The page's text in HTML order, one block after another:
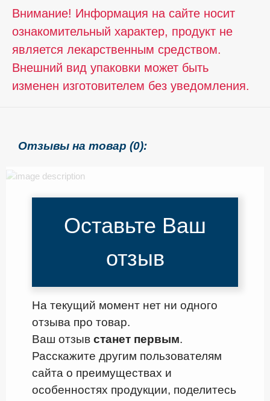
Внимание! Информация на сайте носит
ознакомительный характер, продукт не
является лекарственным средством.
Внешний вид упаковки может быть
изменен изготовителем без уведомления.
Отзывы на товар (0):
Оставьте Ваш
отзыв
На текущий момент нет ни одного
отзыва про товар.
Ваш отзыв станет первым.
Расскажите другим пользователям
сайта о преимуществах и
особенностях продукции, поделитесь